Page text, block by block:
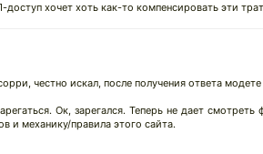
хочет хоть как-то компенсировать эти
честно искал, после получения ответа
Ок, зарегался. Теперь не дает
и механику/правила этого сайта.